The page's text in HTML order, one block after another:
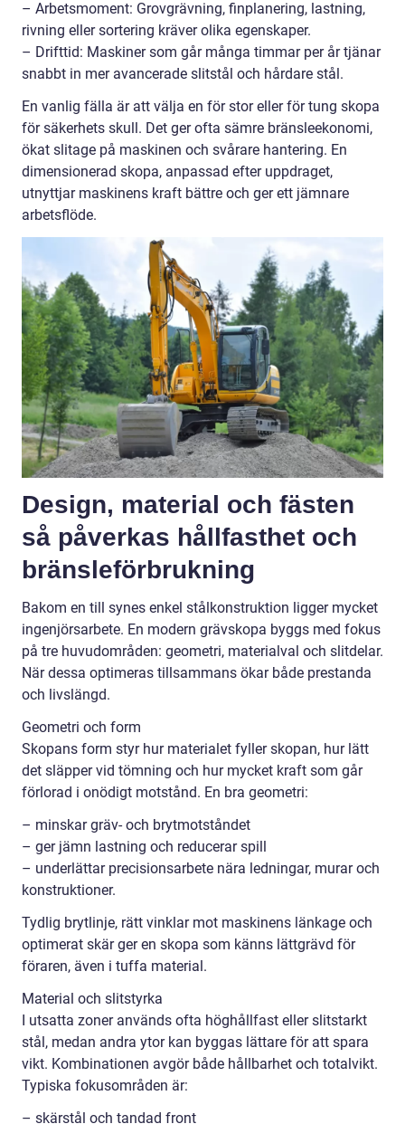
– Arbetsmoment: Grovgrävning, finplanering, lastning,
rivning eller sortering kräver olika egenskaper.
– Drifttid: Maskiner som går många timmar per år tjänar
snabbt in mer avancerade slitstål och hårdare stål.
En vanlig fälla är att välja en för stor eller för tung skopa
för säkerhets skull. Det ger ofta sämre bränsleekonomi,
ökat slitage på maskinen och svårare hantering. En
dimensionerad skopa, anpassad efter uppdraget,
utnyttjar maskinens kraft bättre och ger ett jämnare
arbetsflöde.
Design, material och fästen
så påverkas hållfasthet och
bränsleförbrukning
Bakom en till synes enkel stålkonstruktion ligger mycket
ingenjörsarbete. En modern grävskopa byggs med fokus
på tre huvudområden: geometri, materialval och slitdelar.
När dessa optimeras tillsammans ökar både prestanda
och livslängd.
Geometri och form
Skopans form styr hur materialet fyller skopan, hur lätt
det släpper vid tömning och hur mycket kraft som går
förlorad i onödigt motstånd. En bra geometri:
– minskar gräv- och brytmotståndet
– ger jämn lastning och reducerar spill
– underlättar precisionsarbete nära ledningar, murar och
konstruktioner.
Tydlig brytlinje, rätt vinklar mot maskinens länkage och
optimerat skär ger en skopa som känns lättgrävd för
föraren, även i tuffa material.
Material och slitstyrka
I utsatta zoner används ofta höghållfast eller slitstarkt
stål, medan andra ytor kan byggas lättare för att spara
vikt. Kombinationen avgör både hållbarhet och totalvikt.
Typiska fokusområden är:
– skärstål och tandad front